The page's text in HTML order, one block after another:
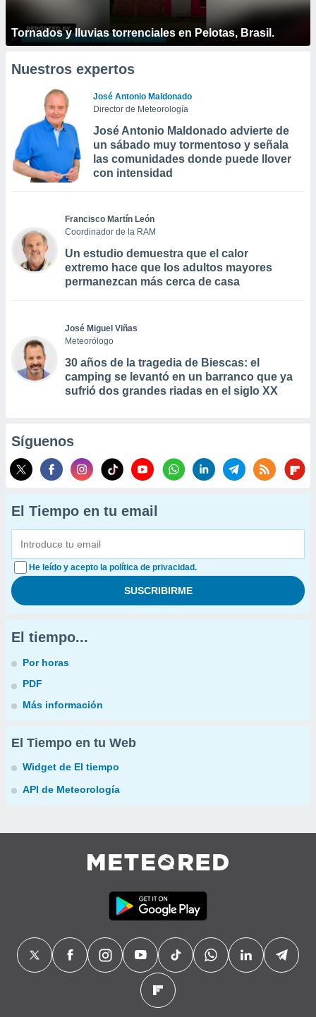
Tornados y lluvias torrenciales en Pelotas, Brasil.
Nuestros expertos
José Antonio Maldonado
Director de Meteorología
José Antonio Maldonado advierte de
un sábado muy tormentoso y señala
las comunidades donde puede llover
con intensidad
Francisco Martín León
Coordinador de la RAM
Un estudio demuestra que el calor
extremo hace que los adultos mayores
permanezcan más cerca de casa
José Miguel Viñas
Meteorólogo
30 años de la tragedia de Biescas: el
camping se levantó en un barranco que ya
sufrió dos grandes riadas en el siglo XX
Síguenos
El Tiempo en tu email
He leído y acepto la política de privacidad.
El tiempo...
Por horas
PDF
Más información
El Tiempo en tu Web
Widget de El tiempo
API de Meteorología